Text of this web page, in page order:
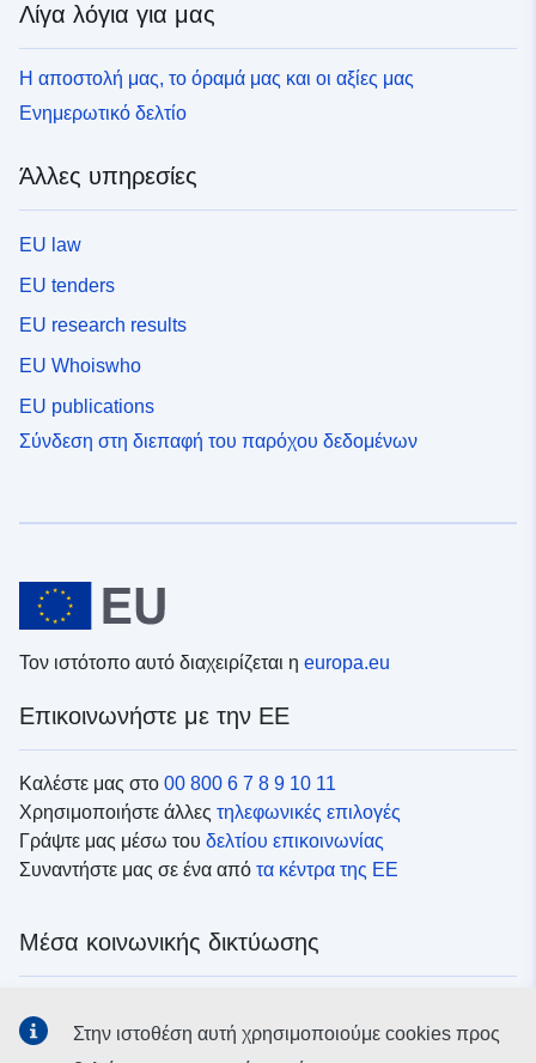
Λίγα λόγια για μας
Η αποστολή μας, το όραμά μας και οι αξίες μας
Ενημερωτικό δελτίο
Άλλες υπηρεσίες
EU law
EU tenders
EU research results
EU Whoiswho
EU publications
Σύνδεση στη διεπαφή του παρόχου δεδομένων
Τον ιστότοπο αυτό διαχειρίζεται η europa.eu
Επικοινωνήστε με την ΕΕ
Καλέστε μας στο 00 800 6 7 8 9 10 11
Χρησιμοποιήστε άλλες τηλεφωνικές επιλογές
Γράψτε μας μέσω του δελτίου επικοινωνίας
Συναντήστε μας σε ένα από τα κέντρα της ΕΕ
Μέσα κοινωνικής δικτύωσης
δικτύωσηςΣτην ιστοθέση αυτή χρησιμοποιούμε cookies προς